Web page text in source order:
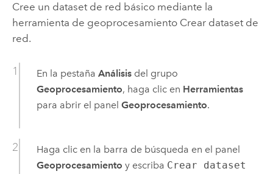
Cree un dataset de red básico mediante la
herramienta de geoprocesamiento Crear dataset de
red.
En la pestaña Análisisdel grupo
Geoprocesamiento, haga clic en Herramientas
para abrir el panel Geoprocesamiento.
Haga clic en la barra de búsqueda en el panel
Geoprocesamiento y escriba Crear dataset